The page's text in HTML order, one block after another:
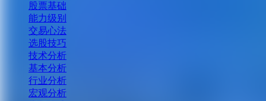
股票基础
能力级别
交易心法
选股技巧
技术分析
基本分析
行业分析
宏观分析